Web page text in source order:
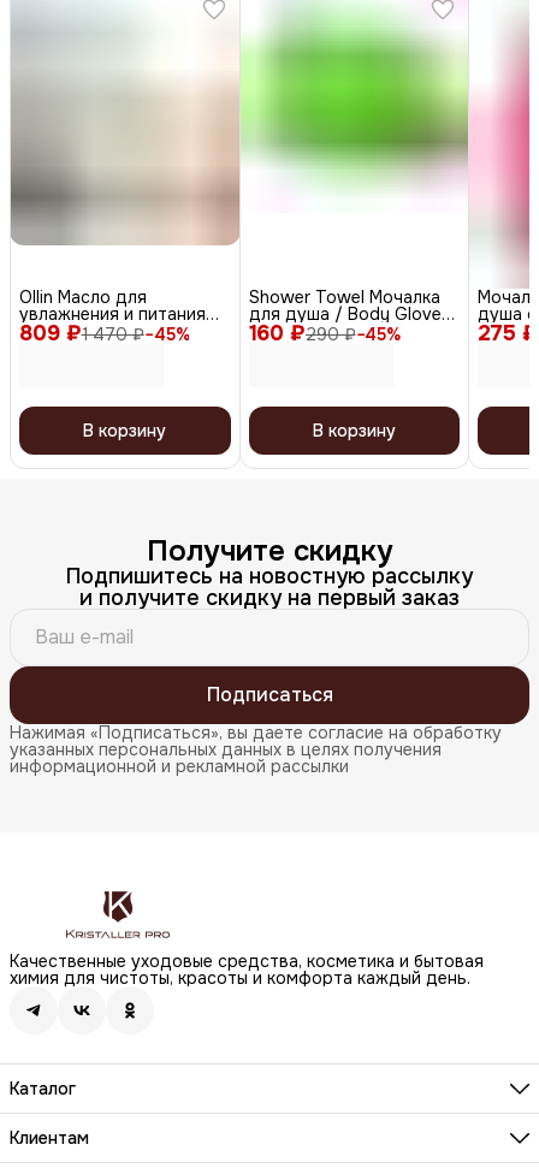
809 ₽1 470 ₽−45%
Ollin Масло для
увлажнения и питания
волос / Perfect Hair Tres
Oil, 50 мл
В корзину
160 ₽290 ₽−45%
Shower Towel Мочалка
для душа / Body Glove
Exfoliating Towel,
зеленый
В корзину
275 ₽
душа с
Получите скидку
Подпишитесь на новостную рассылку
и получите скидку на первый заказ
Подписаться
Нажимая «Подписаться», вы даете согласие на обработку
указанных персональных данных в целях получения
информационной и рекламной рассылки
Качественные уходовые средства, косметика и бытовая
химия для чистоты, красоты и комфорта каждый день.
Каталог
Бренды
Волосы
Клиентам